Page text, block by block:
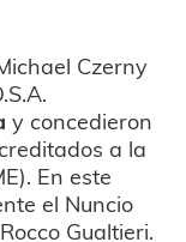
Czerny
y concedieron
a la
En este
el Nuncio
Gualtieri.